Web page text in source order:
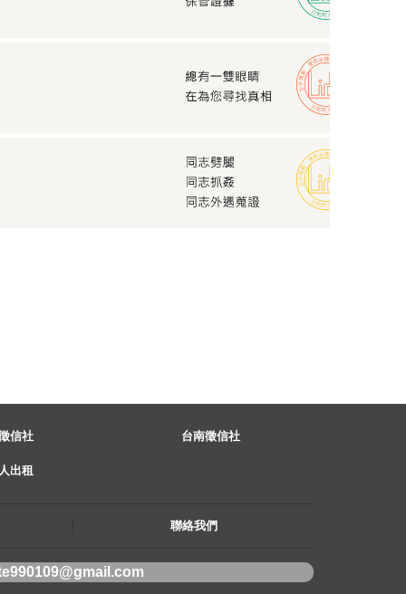
信社 台南徵信社
出租
聯絡我們